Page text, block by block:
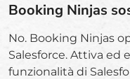
Booking Ninjas
No. Booking Ninjas
Salesforce. Attiva ed
funzionalità di